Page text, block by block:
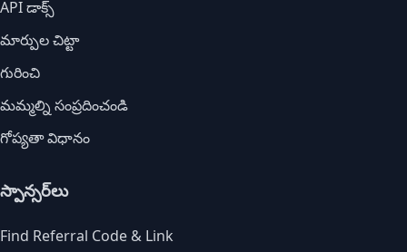
API డాక్స్
మార్పుల చిట్టా
గురించి
మమ్మల్ని సంప్రదించండి
గోప్యతా విధానం
స్పాన్సర్‌లు
Find Referral Code & Link